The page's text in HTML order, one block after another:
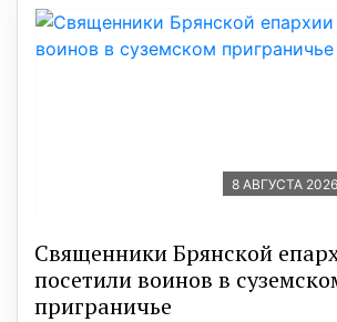
8 АВГУСТА
Священники Брянской
посетили воинов в
приграничье